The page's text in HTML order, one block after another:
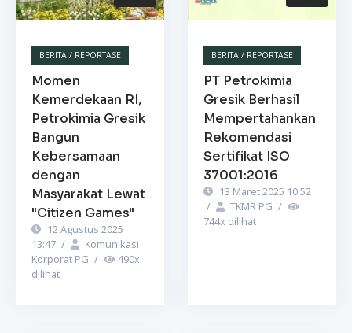
BERITA / REPORTASE
Momen
Kemerdekaan RI,
Petrokimia Gresik
Bangun
Kebersamaan
dengan
Masyarakat Lewat
"Citizen Games"
12 Agustus 2025
13:47 /
Komunikasi
Korporat PG / 490x
dilihat
BERITA / REPORTASE
PT Petrokimia
Gresik Berhasil
Mempertahankan
Rekomendasi
Sertifikat ISO
37001:2016
13 Maret 2025 10:52
/
TKMR PG /
744x dilihat